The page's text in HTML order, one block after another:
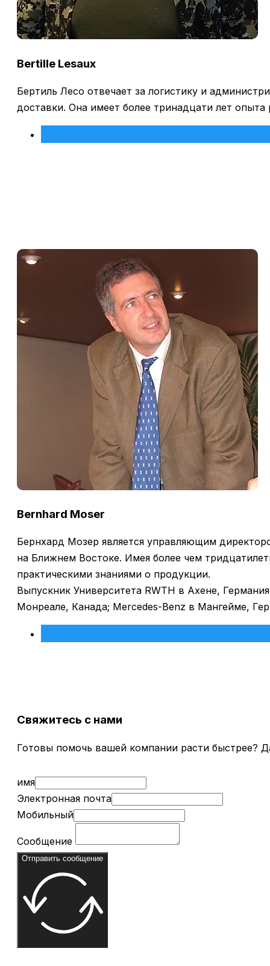
Bertille Lesaux
Бертиль Лесо отвечает за логистику и
доставки. Она имеет более тринадцати лет
Bernhard Moser
Бернхард Мозер является управляющим
на Ближнем Востоке. Имея более чем
практическими знаниями о продукции.
Выпускник Университета RWTH в Ахене,
Монреале, Канада; Mercedes-Benz в Мангейме,
Свяжитесь с нами
Готовы помочь вашей компании расти быстрее?
имя
Электронная почта
Мобильный
Сообщение
Отправить сообщение